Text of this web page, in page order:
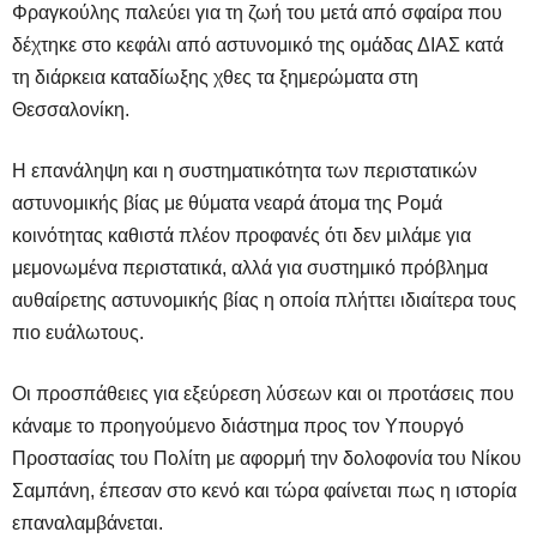
Φραγκούλης παλεύει για τη ζωή του μετά από σφαίρα που
δέχτηκε στο κεφάλι από αστυνομικό της ομάδας ΔΙΑΣ κατά
τη διάρκεια καταδίωξης χθες τα ξημερώματα στη
Θεσσαλονίκη.
Η επανάληψη και η συστηματικότητα των περιστατικών
αστυνομικής βίας με θύματα νεαρά άτομα της Ρομά
κοινότητας καθιστά πλέον προφανές ότι δεν μιλάμε για
μεμονωμένα περιστατικά, αλλά για συστημικό πρόβλημα
αυθαίρετης αστυνομικής βίας η οποία πλήττει ιδιαίτερα τους
πιο ευάλωτους.
Οι προσπάθειες για εξεύρεση λύσεων και οι προτάσεις που
κάναμε το προηγούμενο διάστημα προς τον Υπουργό
Προστασίας του Πολίτη με αφορμή την δολοφονία του Νίκου
Σαμπάνη, έπεσαν στο κενό και τώρα φαίνεται πως η ιστορία
επαναλαμβάνεται.